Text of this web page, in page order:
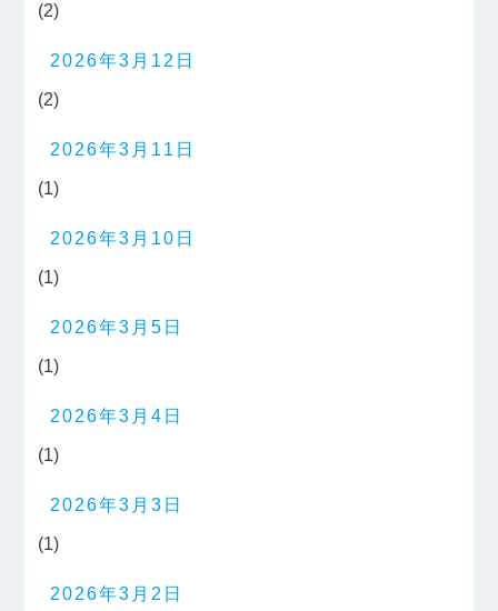
(2)
2026年3月12日
(2)
2026年3月11日
(1)
2026年3月10日
(1)
2026年3月5日
(1)
2026年3月4日
(1)
2026年3月3日
(1)
2026年3月2日